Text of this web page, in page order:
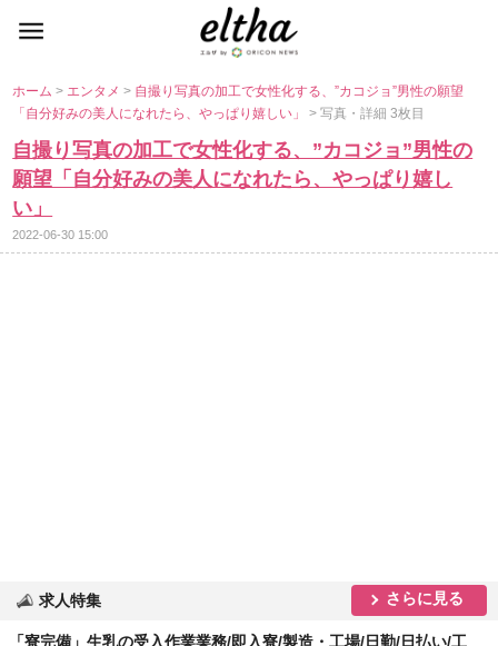
ホーム> エンタメ> 自撮り写真の加工で女性化する、”カコジョ”男性の願望
「自分好みの美人になれたら、やっぱり嬉しい」> 写真・詳細 3枚目
自撮り写真の加工で女性化する、”カコジョ”男性の
願望「自分好みの美人になれたら、やっぱり嬉し
い」
2022-06-30 15:00
求人特集 さらに見る
「寮完備」生乳の受入作業業務/即入寮/製造・工場/日勤/日払い/工